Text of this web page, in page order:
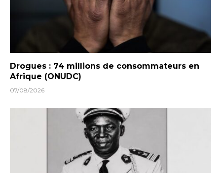
Drogues : 74 millions de consommateurs en
Afrique (ONUDC)
07/08/2026